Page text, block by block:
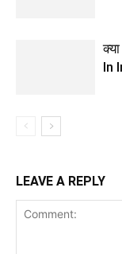
In
LEAVE A REPLY